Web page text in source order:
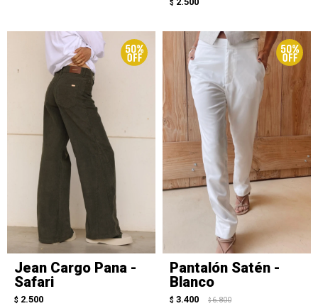
$
Jean Cargo Pana -
Safari
$ 2.500
Pantalón Satén -
Blanco
$ 3.400 $ 6.800